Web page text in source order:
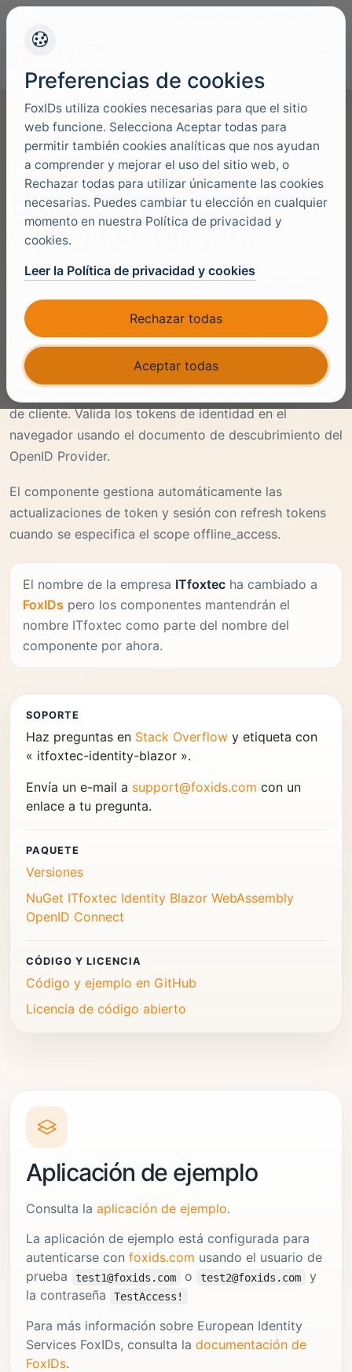
Idiomas
ITfoxtec Identity
Blazor WebAssembly
OpenID Connect
ITfoxtec Identity Blazor WebAssembly OpenID
Connect es una biblioteca OpenID Connect
PKCE sin JavaScript para Blazor WebAssembly.
La biblioteca admite inicio y cierre de sesión con
OpenID Connect usando PKCE en lugar de un secreto
de cliente. Valida los tokens de identidad en el
navegador usando el documento de descubrimiento del
OpenID Provider.
El componente gestiona automáticamente las
actualizaciones de token y sesión con refresh tokens
cuando se especifica el scope offline_access.
El nombre de la empresa ITfoxtec ha cambiado a
FoxIDs pero los componentes mantendrán el
nombre ITfoxtec como parte del nombre del
componente por ahora.
SOPORTE
Haz preguntas en Stack Overflow y etiqueta con
« itfoxtec-identity-blazor ».
Envía un e-mail a support@foxids.com con un
enlace a tu pregunta.
PAQUETE
Versiones
NuGet ITfoxtec Identity Blazor WebAssembly
OpenID Connect
CÓDIGO Y LICENCIA
Código y ejemplo en GitHub
Licencia de código abierto
Aplicación de ejemplo
Consulta la aplicación de ejemplo.
La aplicación de ejemplo está configurada para
autenticarse con foxids.com usando el usuario de
prueba
test1@foxids.com o test2@foxids.com
y
la contraseña
TestAccess!
Para más información sobre European Identity
Services FoxIDs, consulta la documentación de
FoxIDs.
Preferencias de cookies
FoxIDs utiliza cookies necesarias para que el sitio
web funcione. Selecciona Aceptar todas para
permitir también cookies analíticas que nos ayudan
a comprender y mejorar el uso del sitio web, o
Rechazar todas para utilizar únicamente las cookies
necesarias. Puedes cambiar tu elección en cualquier
momento en nuestra Política de privacidad y
cookies.
Leer la Política de privacidad y cookies
Rechazar todas
Aceptar todas